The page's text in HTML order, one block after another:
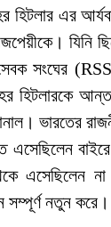
হিটলার এর
সংঘের
হিটলারকে
ভারতের
এসেছিলেন
সম্পূর্ণ নতুন করে।